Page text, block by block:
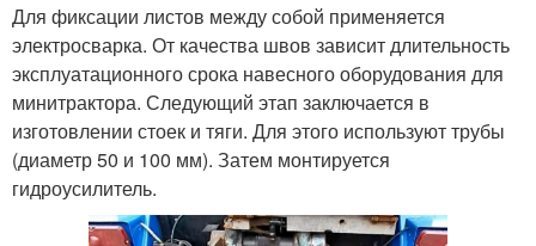
Для фиксации листов между собой применяется
электросварка. От качества швов зависит длительность
эксплуатационного срока навесного оборудования для
минитрактора. Следующий этап заключается в
изготовлении стоек и тяги. Для этого используют трубы
(диаметр 50 и 100 мм). Затем монтируется
гидроусилитель.